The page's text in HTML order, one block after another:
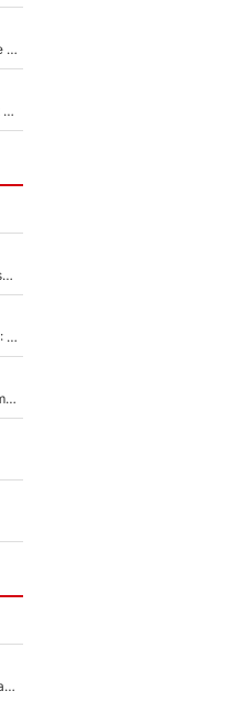
Yan Diomandé était trop cher pour le PSG : Voilà pourquoi le Real Madrid a accepté de payer la somme record de 140M€ pour boucler son transfert !
De l'équipe de France à The Voice Kids : Contacté par Matt Pokora, Kylian Mbappé a accepté de jouer un rôle inédit sur TF1 !
«Détester à vie», Stéphane Guy dans une embrouille à cause du PSG !
Mercato - OM - «Dès que je prends un club, je t’appellerai» : La promesse de Marcelino au moment de claquer la porte
Victime de racisme contre Murray, Kyrgios pousse un énorme coup de gueule !
Ferran Torres a dit oui au PSG : Le FC Barcelone prend la parole alors qu'un transfert de l'attaquant espagnol prend forme